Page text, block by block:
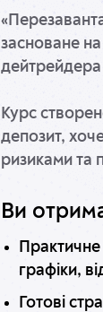
засноване
дейтрейдера
Курс
депозит,
ризиками та
Ви
графіки,
Готові